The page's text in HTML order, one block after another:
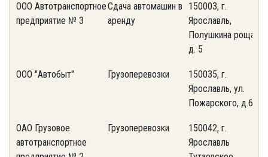
ООО Автотранспортное
предприятие № 3
Сдача автомашин в
аренду
150003, г.
Ярославль,
Полушкина роща,
д. 5
ООО "Автобыт" Грузоперевозки
150035, г.
Ярославль, ул.
Пожарского, д.61
ОАО Грузовое
автотранспортное
Грузоперевозки
150042, г.
Ярославль